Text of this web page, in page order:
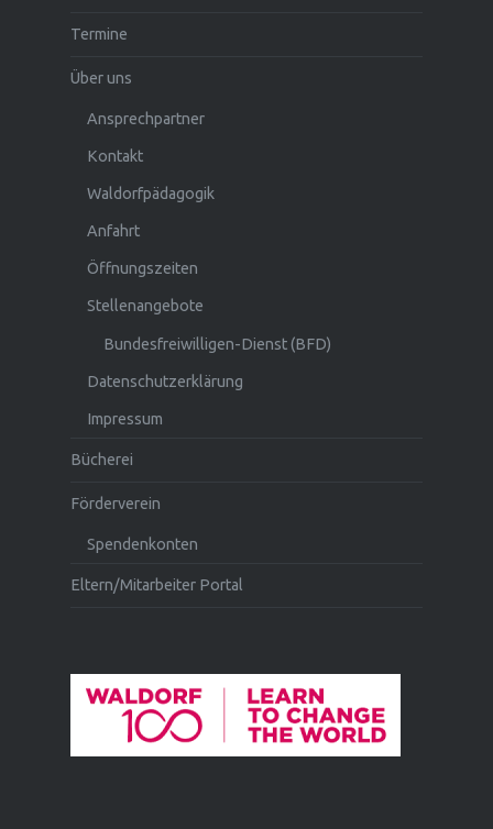
Termine
Über uns
Ansprechpartner
Kontakt
Waldorfpädagogik
Anfahrt
Öffnungszeiten
Stellenangebote
Bundesfreiwilligen-Dienst (BFD)
Datenschutzerklärung
Impressum
Bücherei
Förderverein
Spendenkonten
Eltern/Mitarbeiter Portal